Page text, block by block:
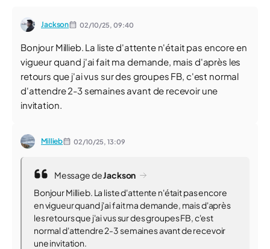
Jackson 02/10/25,09:40
Bonjour Millieb. La liste d'attente n'était pas encore en
vigueur quand j'ai fait ma demande, mais d'après les
retours que j'ai vus sur des groupes FB, c'est normal
d'attendre 2-3 semaines avant de recevoir une
invitation.
Millieb 02/10/25,13:09
Message deJackson
Bonjour Millieb. La liste d'attente n'était pas encore
en vigueur quand j'ai fait ma demande, mais d'après
les retours que j'ai vus sur des groupes FB, c'est
normal d'attendre 2-3 semaines avant de recevoir
une invitation.